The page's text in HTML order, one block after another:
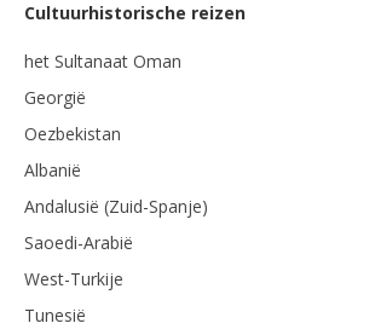
Cultuurhistorische reizen
het Sultanaat Oman
Georgië
Oezbekistan
Albanië
Andalusië (Zuid-Spanje)
Saoedi-Arabië
West-Turkije
Tunesië